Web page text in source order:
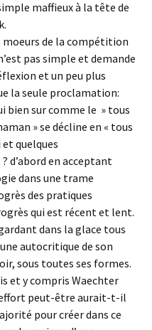
maffieux à la tête de
de la compétition
pas simple et demande
et un peu plus
la seule proclamation:
bien sur comme le » tous
» se décline en « tous
quelques
d’abord en acceptant
dans une trame
des pratiques
qui est récent et lent.
dans la glace tous
autocritique de son
sous toutes ses formes.
et y compris Waechter
peut-être aurait-t-il
pour créer dans ce